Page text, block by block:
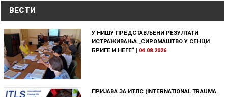
ВЕСТИ
У НИШУ ПРЕДСТАВЉЕНИ РЕЗУЛТАТИ
ИСТРАЖИВАЊА „СИРОМАШТВО У СЕНЦИ
БРИГЕ И НЕГЕ“ | 04.08.2026
ПРИЈАВА ЗА ИТЛС (INTERNATIONAL TRAUMA